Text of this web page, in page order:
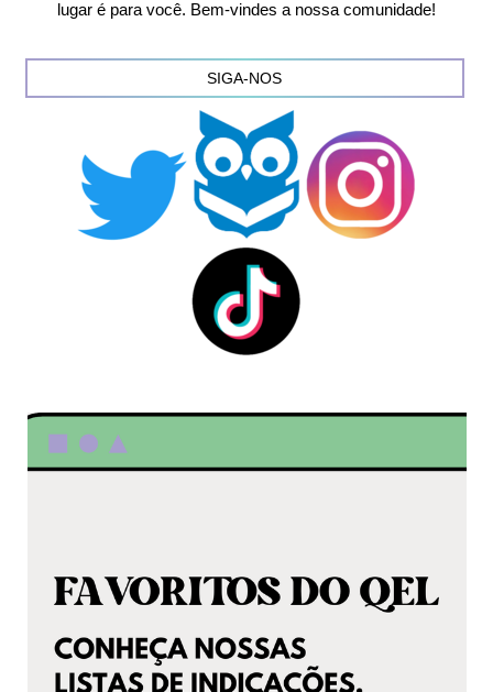
lugar é para você. Bem-vindes a nossa comunidade!
SIGA-NOS